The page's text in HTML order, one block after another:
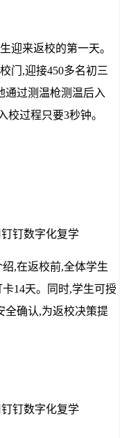
迎来返校的第一天。
门,迎接450多名初三
通过测温枪测温后入
校过程只要3秒钟。
钉数字化复学
,在返校前,全体学生
14天。同时,学生可授
全确认,为返校决策提
钉数字化复学